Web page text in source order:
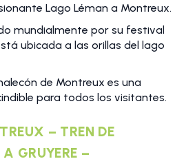
Lago Léman a Montreux.
mundialmente por su festival
ubicada a las orillas del lago
de Montreux es una
para todos los visitantes.
– TREN DE
GRUYERE –